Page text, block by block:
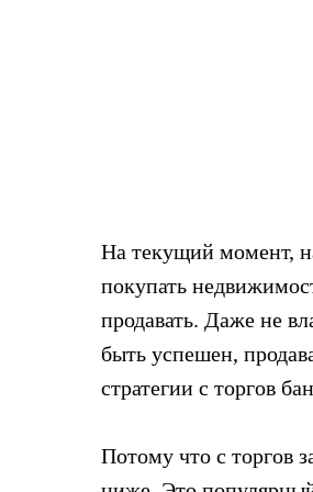
На текущий момент,
покупать
продавать. Даже не
быть успешен,
стратегии с торгов
Потому что с торгов